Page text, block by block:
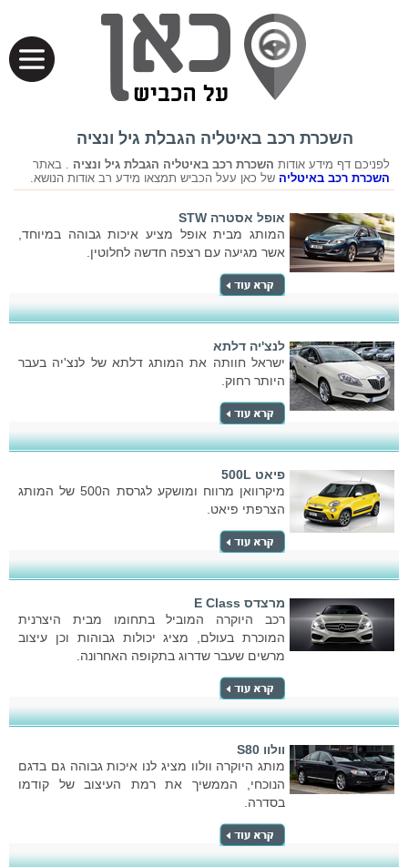
השכרת רכב באיטליה הגבלת גיל ונציה
לפניכם דף מידע אודות השכרת רכב באיטליה הגבלת גיל ונציה . באתר
השכרת רכב באיטליה של כאן עעל הכביש תמצאו מידע רב אודות הנושא.
אופל אסטרה STW
המותג מבית אופל מציע איכות גבוהה במיוחד,
אשר מגיעה עם רצפה חדשה לחלוטין.
לנצ'יה דלתא
ישראל חוותה את המותג דלתא של לנצ'יה בעבר
היותר רחוק.
פיאט 500L
מיקרוואן מרווח ומושקע לגרסת ה500 של המותג
הצרפתי פיאט.
מרצדס E Class
רכב היוקרה המוביל בתחומו מבית היצרנית
המוכרת בעולם, מציג יכולות גבוהות וכן עיצוב
מרשים שעבר שדרוג בתקופה האחרונה.
וולוו S80
מותג היוקרה וולוו מציג לנו איכות גבוהה גם בדגם
הנוכחי, הממשיך את רמת העיצוב של קודמו
בסדרה.